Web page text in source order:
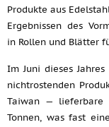
Produkte aus
Ergebnissen des
in Rollen und Blätter
Im Juni dieses
nichtrostenden
Taiwan — lieferbare
Tonnen, was fast